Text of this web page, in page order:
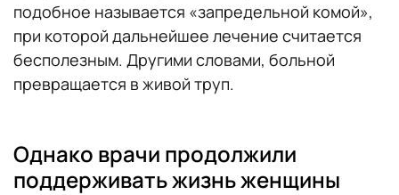
подобное называется «запредельной комой»,
при которой дальнейшее лечение считается
бесполезным. Другими словами, больной
превращается в живой труп.
Однако врачи продолжили
поддерживать жизнь женщины